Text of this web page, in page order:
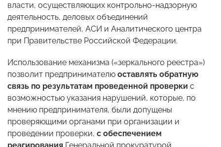
власти, осуществляющих контрольно-надзорную
деятельность, деловых объединений
предпринимателей, АСИ и Аналитического центра
при Правительстве Российской Федерации.
Использование механизма («зеркального реестра»)
позволит предпринимателю оставлять обратную
связь по результатам проведенной проверки с
возможностью указания нарушений, которые, по
мнению предпринимателя, были допущены
проверяющими органами при организации и
проведении проверки, с обеспечением